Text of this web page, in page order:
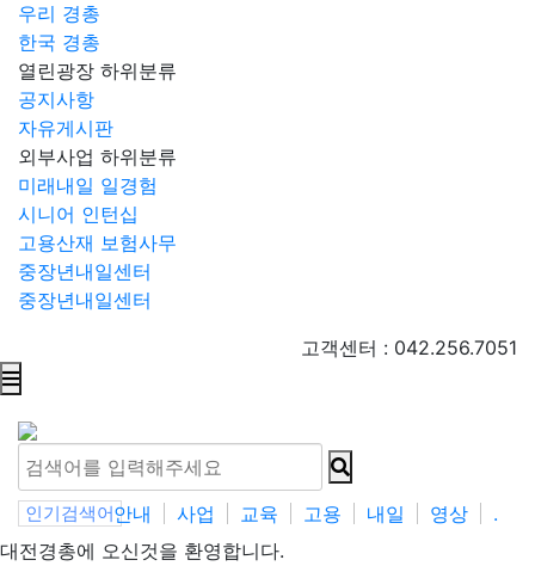
우리 경총
한국 경총
열린광장 하위분류
공지사항
자유게시판
외부사업 하위분류
미래내일 일경험
시니어 인턴십
고용산재 보험사무
중장년내일센터
중장년내일센터
고객센터 : 042.256.7051
인기검색어안내 사업 교육 고용 내일 영상
.
대전경총에 오신것을 환영합니다.